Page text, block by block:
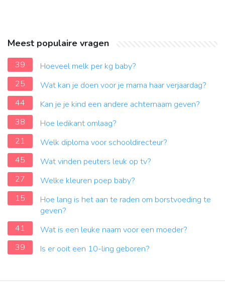
Meest populaire vragen
39
Hoeveel melk per kg baby?
25
Wat kan je doen voor je mama haar verjaardag?
44
Kan je je kind een andere achternaam geven?
38
Hoe ledikant omlaag?
21
Welk diploma voor schooldirecteur?
45
Wat vinden peuters leuk op tv?
27
Welke kleuren poep baby?
15
Hoe lang is het aan te raden om borstvoeding te
geven?
41
Wat is een leuke naam voor een moeder?
39
Is er ooit een 10-ling geboren?